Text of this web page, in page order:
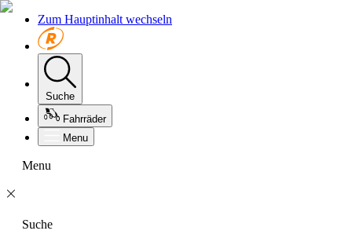
Zum Hauptinhalt wechseln
Suche
Fahrräder
Menu
Menu
Suche